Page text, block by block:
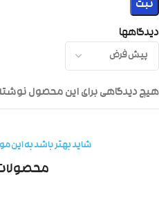
دیدگاهها
هیچ دیدگاهی برای این محصول
شاید بهتر باشد به این